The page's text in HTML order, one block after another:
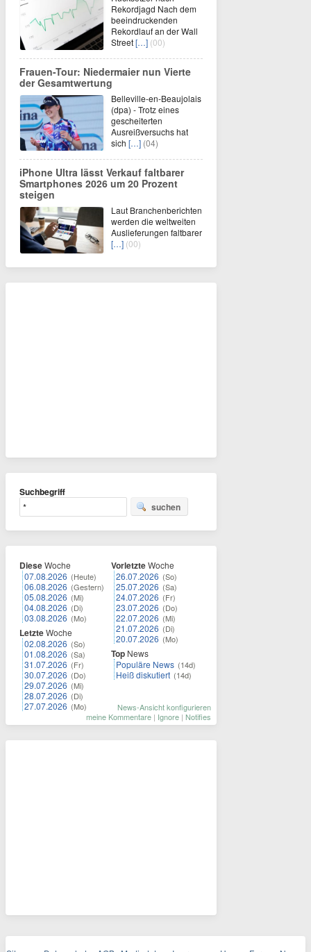
Rekordjagd Nach dem
beeindruckenden
Rekordlauf an der Wall
Street[…] (00)
Frauen-Tour: Niedermaier nun Vierte
der Gesamtwertung
Belleville-en-Beaujolais
(dpa) - Trotz eines
gescheiterten
Ausreißversuchs hat
sich […] (04)
iPhone Ultra lässt Verkauf faltbarer
Smartphones 2026 um 20 Prozent
steigen
Laut Branchenberichten
werden die weltweiten
Auslieferungen faltbarer
[…] (00)
Suchbegriff
suchen
DieseWoche
07.08.2026 (Heute)
06.08.2026 (Gestern)
05.08.2026 (Mi)
04.08.2026 (Di)
03.08.2026 (Mo)
LetzteWoche
02.08.2026 (So)
01.08.2026 (Sa)
31.07.2026 (Fr)
30.07.2026 (Do)
29.07.2026 (Mi)
28.07.2026 (Di)
27.07.2026 (Mo)
VorletzteWoche
26.07.2026 (So)
25.07.2026 (Sa)
24.07.2026 (Fr)
23.07.2026 (Do)
22.07.2026 (Mi)
21.07.2026 (Di)
20.07.2026 (Mo)
Top News
Populäre News (14d)
Heiß diskutiert (14d)
News-Ansicht konfigurieren
meine Kommentare | Ignore | Notifies